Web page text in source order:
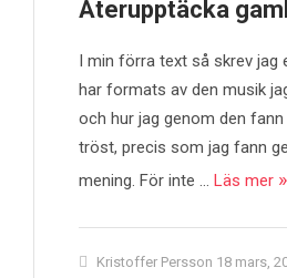
Återupptäcka
I min förra text så skrev jag
har formats av den musik
och hur jag genom den
tröst, precis som jag fann
mening. För inte … Läs mer
Kristoffer Persson 18 mars,